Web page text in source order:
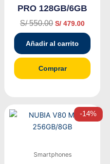
PRO 128GB/6GB
S/550.00 S/ 479.00
Añadir al carrito
Comprar
-14%
Smartphones
precio
original
El
precio